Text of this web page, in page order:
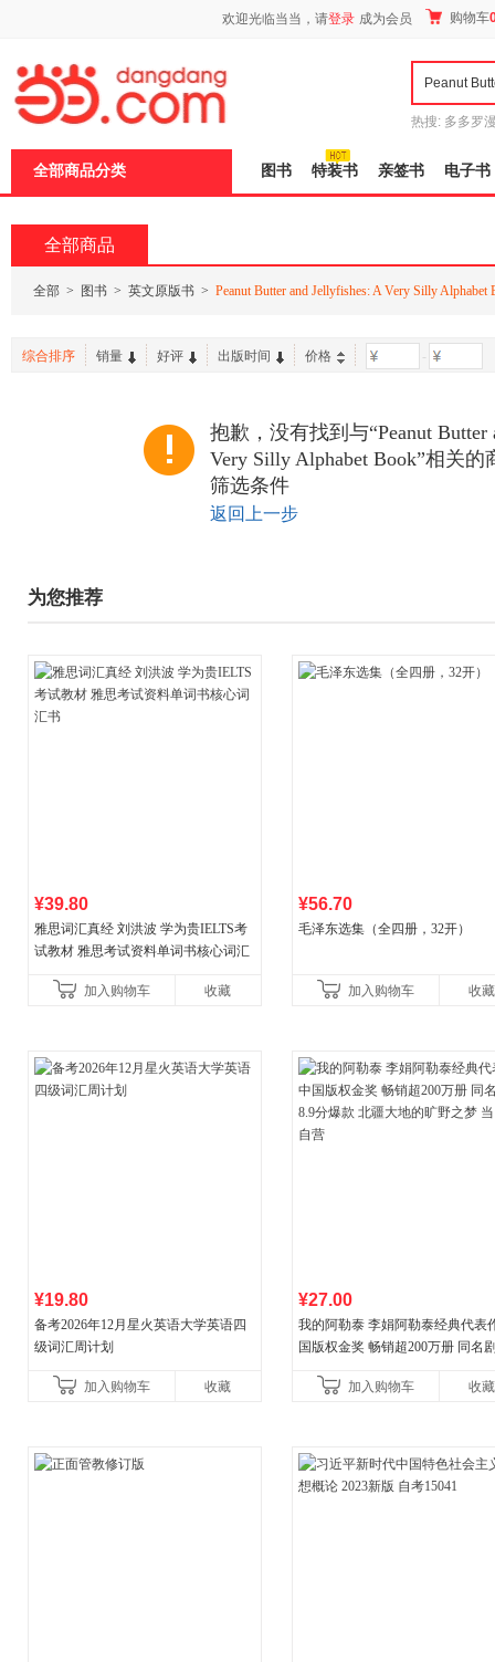
欢迎光临当当，请登录 成为会员 购物车
热搜: 多多罗
全部商品分类 图书 特装书 亲签书 电子书
全部商品
全部 > 图书 > 英文原版书 > Peanut Butter and Jellyfishes: A Very Silly Alphabet
综合排序 销量 好评 出版时间 价格 -
抱歉，没有找到与“Peanut Butter
Very Silly Alphabet Book”相关
筛选条件
返回上一步
为您推荐
¥39.80
雅思词汇真经 刘洪波 学为贵IELTS考
试教材 雅思考试资料单词书核心词汇
加入购物车
收藏
¥56.70
毛泽东选集（全四册，32开）
加入购物车 收藏
¥19.80
备考2026年12月星火英语大学英语四
级词汇周计划
加入购物车 收藏
¥27.00
我的阿勒泰 李娟阿勒泰经典代表
国版权金奖 畅销超200万册 同名
加入购物车
收藏
页
加